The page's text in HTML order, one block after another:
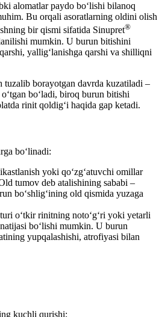
alomatlar paydo bo‘lishi bilanoq
Bu orqali asoratlarning oldini olish
bir qismi sifatida Sinupret®
mumkin. U burun bitishini
yallig‘lanishga qarshi va shilliqni
tuzalib borayotgan davrda kuzatiladi –
bo‘ladi, biroq burun bitishi
rinit qoldig‘i haqida gap ketadi.
bo‘linadi:
yoki qo‘zg‘atuvchi omillar
tumov deb atalishining sababi –
bo‘shlig‘ining old qismida yuzaga
o‘tkir rinitning noto‘g‘ri yoki yetarli
bo‘lishi mumkin. U burun
yupqalashishi, atrofiyasi bilan
kuchli qurishi;